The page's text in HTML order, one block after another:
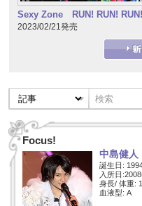
Sexy Zone RUN! RUN! RUN!
2023/02/21発売
Focus!
中島健人
誕生日:
入所日
身長/ 体重:
血液型: A